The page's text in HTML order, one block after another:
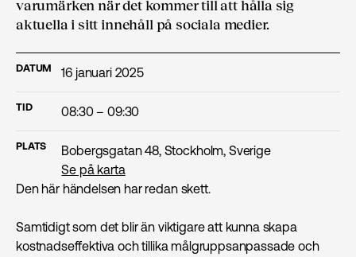
varumärken när det kommer till att hålla sig
aktuella i sitt innehåll på sociala medier.
DATUM 16 januari 2025
TID 08:30 – 09:30
PLATS
Bobergsgatan 48, Stockholm, Sverige
Se på karta
Den här händelsen har redan skett.
Samtidigt som det blir än viktigare att kunna skapa
kostnadseffektiva och tillika målgruppsanpassade och